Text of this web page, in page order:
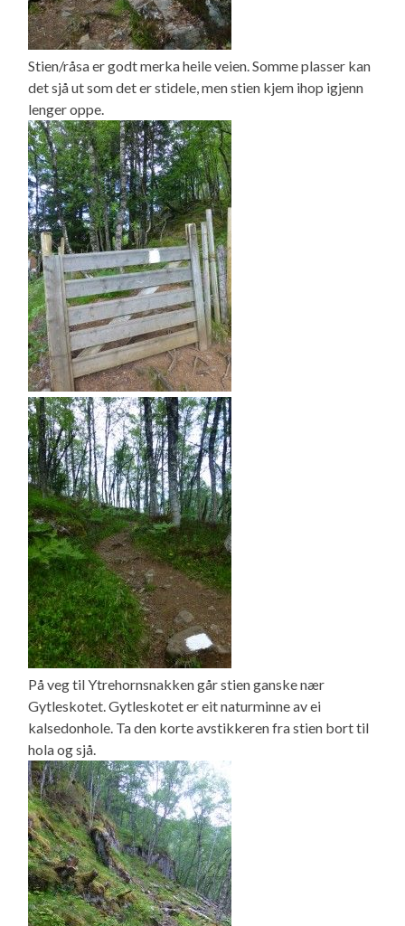
Stien/råsa er godt merka heile veien. Somme plasser kan
det sjå ut som det er stidele, men stien kjem ihop igjenn
lenger oppe.
På veg til Ytrehornsnakken går stien ganske nær
Gytleskotet. Gytleskotet er eit naturminne av ei
kalsedonhole. Ta den korte avstikkeren fra stien bort til
hola og sjå.